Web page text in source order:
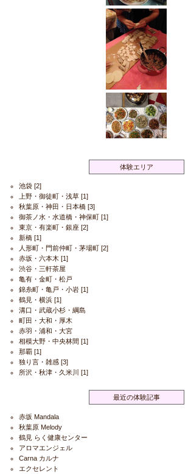
体験エリア
池袋 [2]
上野・御徒町・浅草 [1]
秋葉原・神田・日本橋 [3]
御茶ノ水・水道橋・神保町 [1]
東京・有楽町・銀座 [2]
新橋 [1]
人形町・門前仲町・茅場町 [2]
赤坂・六本木 [1]
渋谷・三軒茶屋
亀有・金町・松戸
錦糸町・亀戸・小岩 [1]
鶴見・横浜 [1]
溝口・武蔵小杉・綱島
町田・大和・厚木
赤羽・浦和・大宮
相模大野・中央林間 [1]
那覇 [1]
独り言・雑感 [3]
所沢・秋津・久米川
[1]
最近の体験記事
赤坂 Mandala
秋葉原 Melody
鶴見 らく健康センター
アロマエンジェル
Carna カルナ
エクセレント